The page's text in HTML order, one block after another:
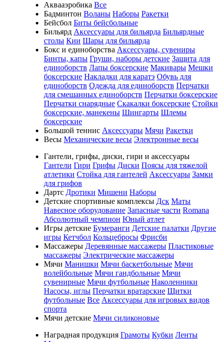
Аквааэробика Все
Бадминтон Воланы Наборы Ракетки
Бейсбол Биты бейсбольные
Бильярд Аксессуары для бильярда Бильярдные
столы Кии Шары для бильярда
Бокс и единоборства Аксессуары, сувениры
Бинты, капы Груши, наборы детские Защита для
единоборств Лапы боксерские Макивары Мешки
боксерские Накладки для каратэ Обувь для
единоборств Одежда для единоборств Перчатки
для смешанных единоборств Перчатки боксерские
Перчатки снарядные Скакалки боксерские Стойки
боксерские, манекены Шингарты Шлемы
боксерские
Большой теннис Аксессуары Мячи Ракетки
Весы Механические весы Электронные весы
Гантели, грифы, диски, гири и аксессуары
Гантели Гири Грифы Диски Поясы для тяжелой
атлетики Стойка для гантелей Аксессуары Замки
для грифов
Дартс Дротики Мишени Наборы
Детские спортивные комплексы Дск Маты
Навесное оборудование Запасные части Romana
Абсолютный чемпион Юный атлет
Игры детские Бумеранги Детские палатки Другие
игры Кетчбол Кольцебросы Фрисби
Массажеры Деревянные массажеры Пластиковые
массажеры Электрические массажеры
Мячи Манишки Мячи баскетбольные Мячи
волейбольные Мячи гандбольные Мячи
сувенирные Мячи футбольные Наколенники
Насосы, иглы Перчатки вратарские Щитки
футбольные Все Аксессуары для игровых видов
спорта
Мячи детские Мячи силиконовые
Наградная продукция Грамоты Кубки Ленты